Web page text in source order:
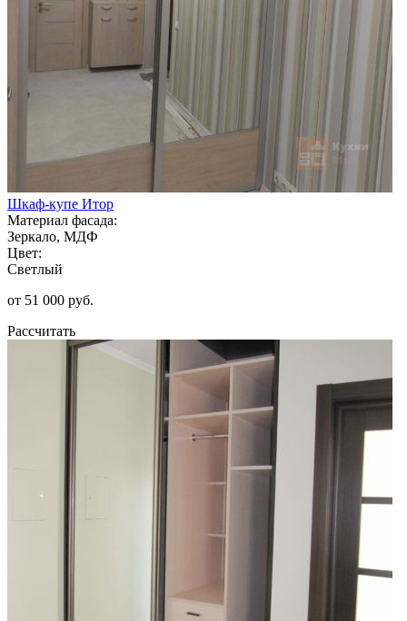
Шкаф-купе Итор
Материал фасада:
Зеркало, МДФ
Цвет:
Светлый
от 51 000 руб.
Рассчитать